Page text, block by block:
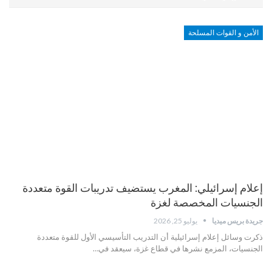
الأمن و القوات المسلحة
إعلام إسرائيلي: المغرب يستضيف تدريبات القوة متعددة
الجنسيات المخصصة لغزة
جريدة بريس ميديا يوليو 25, 2026
ذكرت وسائل إعلام إسرائيلية أن التدريب التأسيسي الأول للقوة متعددة
الجنسيات، المزمع نشرها في قطاع غزة، سيعقد في…